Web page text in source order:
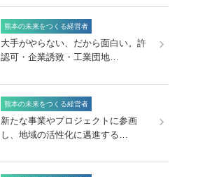
熊本の未来をつくる経営者
大手がやらない、だから面白い。許
認可・企業誘致・工業団地…
熊本の未来をつくる経営者
新たな事業やプロジェクトに参画
し、地域の活性化に邁進する…